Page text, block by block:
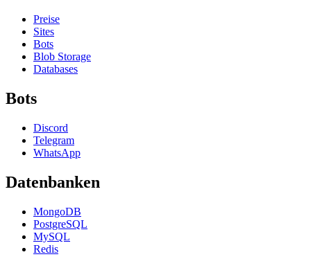
Preise
Sites
Bots
Blob Storage
Databases
Bots
Discord
Telegram
WhatsApp
Datenbanken
MongoDB
PostgreSQL
MySQL
Redis